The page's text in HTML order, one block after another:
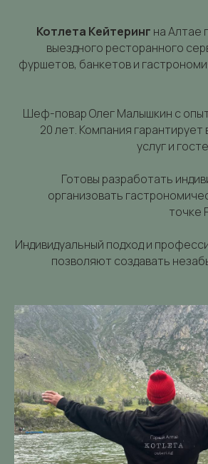
Котлета Кейтеринг на Алтае
выездного ресторанного
фуршетов, банкетов и
Шеф-повар Олег Малышкин c
20 лет. Компания
услуг и
Готовы разработать
организовать
точке
Индивидуальный подход и
позволяют создавать